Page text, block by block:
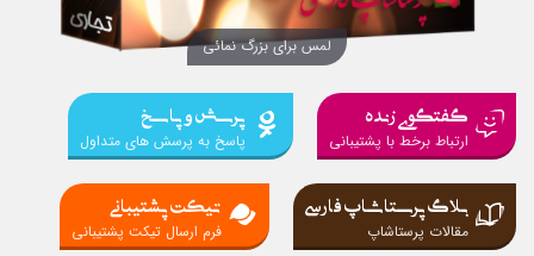
لمس برای بزرگ نمائی
گفتگوی زنده
ارتباط برخط با پشتیبانی
پرسش و پاسخ
پاسخ به پرسش های متداول
بلاگ پرستاشاپ فارسی
مقالات پرستاشاپ
تیکت پشتیبانی
فرم ارسال تیکت پشتیبانی